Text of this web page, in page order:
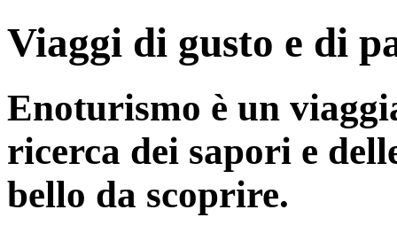
Viaggi di gusto e di
Enoturismo è un
ricerca dei sapori e
bello da scoprire.